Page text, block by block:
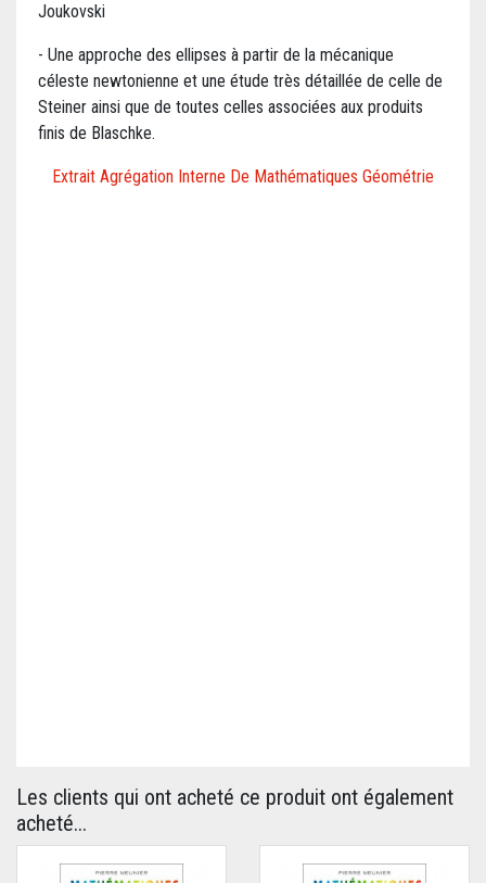
Joukovski
- Une approche des ellipses à partir de la mécanique
céleste newtonienne et une étude très détaillée de celle de
Steiner ainsi que de toutes celles associées aux produits
finis de Blaschke.
Extrait Agrégation Interne De Mathématiques Géométrie
Les clients qui ont acheté ce produit ont également
acheté...